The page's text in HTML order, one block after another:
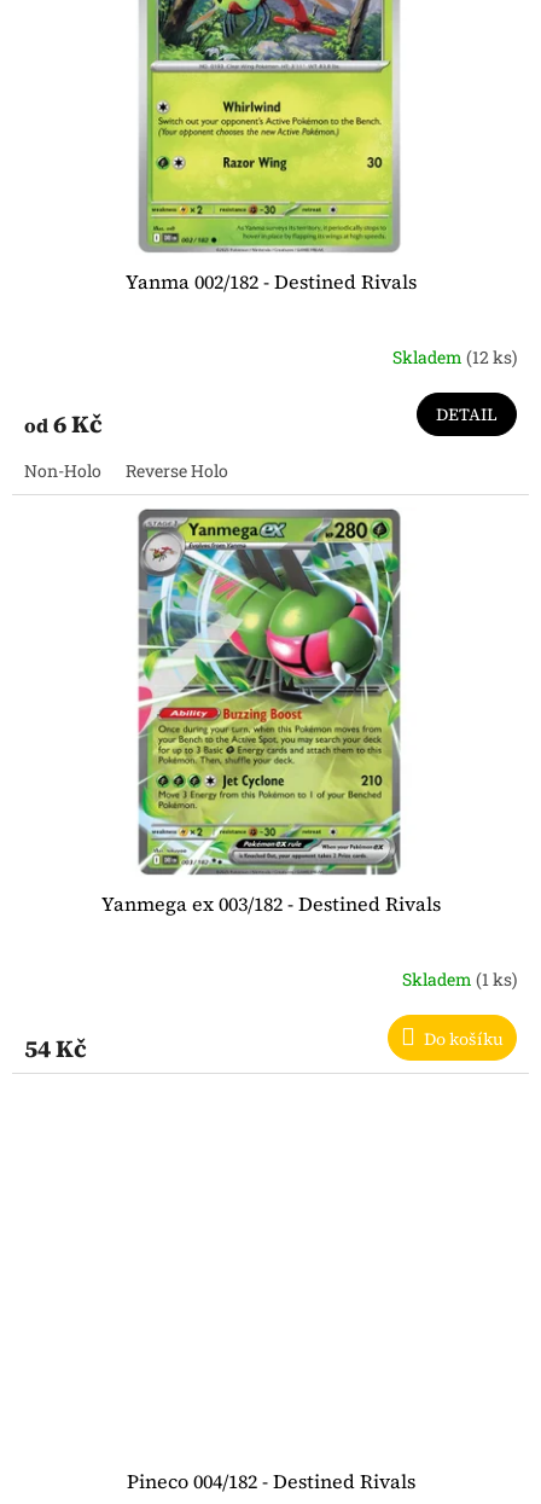
Yanma 002/182 - Destined Rivals
Skladem (12 ks)
od6 Kč DETAIL
Non-Holo Reverse Holo
Yanmega ex 003/182 - Destined Rivals
Skladem (1 ks)
54 Kč Do košíku
Pineco 004/182 - Destined Rivals